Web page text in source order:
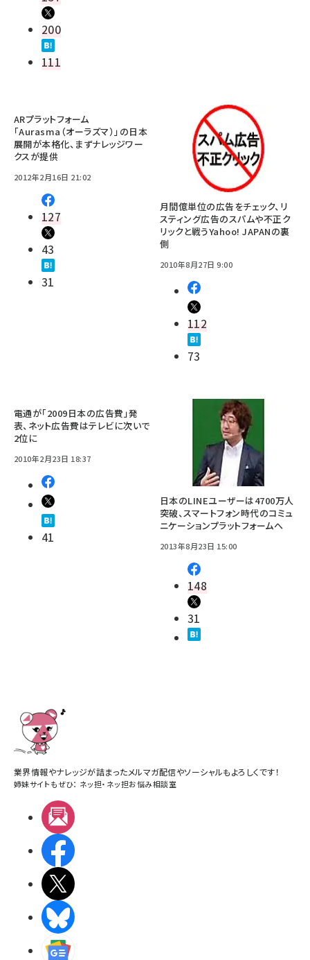
200
111
ARプラットフォーム
「Aurasma（オーラズマ）」の日本
展開が本格化、まずナレッジワー
クスが提供
2012年2月16日 21:02
127
43
31
月間億単位の広告をチェック、リ
スティング広告のスパムや不正ク
リックと戦うYahoo! JAPANの裏
側
2010年8月27日 9:00
112
73
電通が「2009日本の広告費」発
表、ネット広告費はテレビに次いで
2位に
2010年2月23日 18:37
41
日本のLINEユーザーは4700万人
突破、スマートフォン時代のコミュ
ニケーションプラットフォームへ
2013年8月23日 15:00
148
31
業界情報やナレッジが詰まったメルマガ配信やソーシャルもよろしくです！
姉妹サイトもぜひ： ネッ担・ ネッ担お悩み相談室